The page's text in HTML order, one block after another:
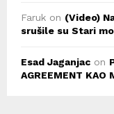
Faruk on (Video)
srušile su Stari
Esad Jaganjac on
AGREEMENT KAO